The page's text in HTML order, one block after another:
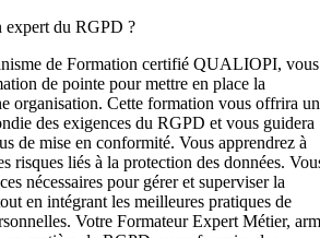
expert du RGPD ?
de Formation certifié QUALIOPI, vous
de pointe pour mettre en place la
organisation. Cette formation vous offrira
des exigences du RGPD et vous guidera
de mise en conformité. Vous apprendrez à
risques liés à la protection des données.
nécessaires pour gérer et superviser la
en intégrant les meilleures pratiques de
Votre Formateur Expert Métier,